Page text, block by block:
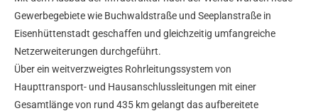
Gewerbegebiete wie Buchwaldstraße und Seeplanstraße in
Eisenhüttenstadt geschaffen und gleichzeitig umfangreiche
Netzerweiterungen durchgeführt.
Über ein weitverzweigtes Rohrleitungssystem von
Haupttransport- und Hausanschlussleitungen mit einer
Gesamtlänge von rund 435 km gelangt das aufbereitete